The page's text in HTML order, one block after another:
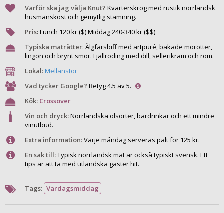
Varför ska jag välja Knut? Kvarterskrog med rustik norrländsk
husmanskost och gemytlig stämning.
Pris: Lunch 120kr ($) Middag240-340kr ($$)
Typiska maträtter: Älgfärsbiff med ärtpuré, bakade morötter,
lingon och brynt smör. Fjällröding med dill, sellerikräm och rom.
Lokal:Mellanstor
Vad tycker Google? Betyg 4.5 av 5.
Kök: Crossover
Vin och dryck:Norrländska ölsorter, bärdrinkar och ett mindre
vinutbud.
Extra information:Varje måndag serveras palt för 125 kr.
En sak till:Typisk norrländsk mat är också typiskt svensk. Ett
tips är att ta med utländska gäster hit.
Tags: Vardagsmiddag